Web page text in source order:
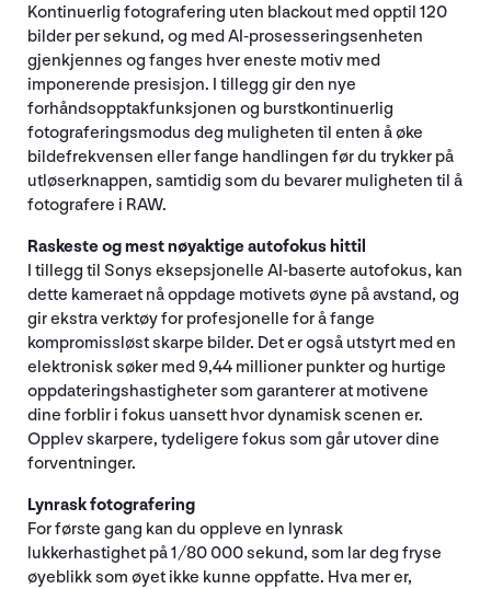
Kontinuerlig fotografering uten blackout med opptil 120
bilder per sekund, og med AI-prosesseringsenheten
gjenkjennes og fanges hver eneste motiv med
imponerende presisjon. I tillegg gir den nye
forhåndsopptakfunksjonen og burstkontinuerlig
fotograferingsmodus deg muligheten til enten å øke
bildefrekvensen eller fange handlingen før du trykker på
utløserknappen, samtidig som du bevarer muligheten til å
fotografere i RAW.
Raskeste og mest nøyaktige autofokus hittil
I tillegg til Sonys eksepsjonelle AI-baserte autofokus, kan
dette kameraet nå oppdage motivets øyne på avstand, og
gir ekstra verktøy for profesjonelle for å fange
kompromissløst skarpe bilder. Det er også utstyrt med en
elektronisk søker med 9,44 millioner punkter og hurtige
oppdateringshastigheter som garanterer at motivene
dine forblir i fokus uansett hvor dynamisk scenen er.
Opplev skarpere, tydeligere fokus som går utover dine
forventninger.
Lynrask fotografering
For første gang kan du oppleve en lynrask
lukkerhastighet på 1/80 000 sekund, som lar deg fryse
øyeblikk som øyet ikke kunne oppfatte. Hva mer er,